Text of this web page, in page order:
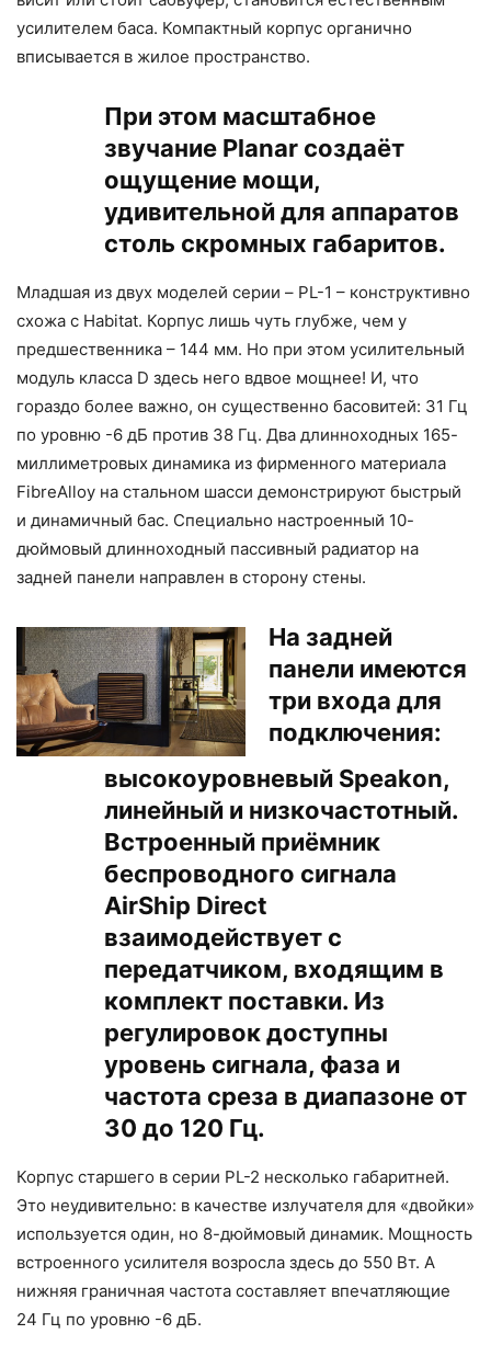
усилителем баса. Компактный корпус органично
вписывается в жилое пространство.
При этом масштабное
звучание Planar создаёт
ощущение мощи,
удивительной для аппаратов
столь скромных габаритов.
Младшая из двух моделей серии – PL-1 – конструктивно
схожа с Habitat. Корпус лишь чуть глубже, чем у
предшественника – 144 мм. Но при этом усилительный
модуль класса D здесь него вдвое мощнее! И, что
гораздо более важно, он существенно басовитей: 31 Гц
по уровню -6 дБ против 38 Гц. Два длинноходных 165-
миллиметровых динамика из фирменного материала
FibreAlloy на стальном шасси демонстрируют быстрый
и динамичный бас. Специально настроенный 10-
дюймовый длинноходный пассивный радиатор на
задней панели направлен в сторону стены.
На задней
панели имеются
три входа для
подключения:
высокоуровневый Speakon,
линейный и низкочастотный.
Встроенный приёмник
беспроводного сигнала
AirShip Direct
взаимодействует с
передатчиком, входящим в
комплект поставки. Из
регулировок доступны
уровень сигнала, фаза и
частота среза в диапазоне от
30 до 120 Гц.
Корпус старшего в серии PL-2 несколько габаритней.
Это неудивительно: в качестве излучателя для «двойки»
используется один, но 8-дюймовый динамик. Мощность
встроенного усилителя возросла здесь до 550 Вт. А
нижняя граничная частота составляет впечатляющие
24 Гц по уровню -6 дБ.